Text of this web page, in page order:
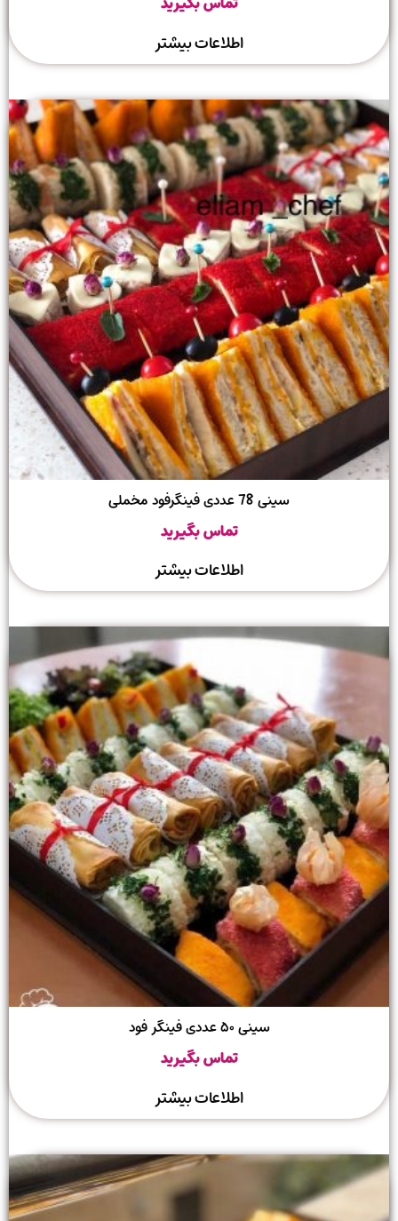
اطلاعات بیشتر
سینی 78 عددی فینگرفود مخملی
تماس بگیرید
اطلاعات بیشتر
سینی ۵۰ عددی فینگر فود
تماس بگیرید
اطلاعات بیشتر